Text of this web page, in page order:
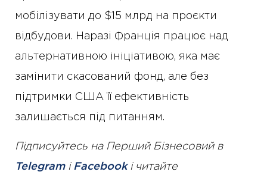
мобілізувати до $15 млрд на проєкти
відбудови. Наразі Франція працює над
альтернативною ініціативою, яка має
замінити скасований фонд, але без
підтримки США її ефективність
залишається під питанням.
Підписуйтесь на Перший Бізнесовий в
Telegramі Facebookі читайте